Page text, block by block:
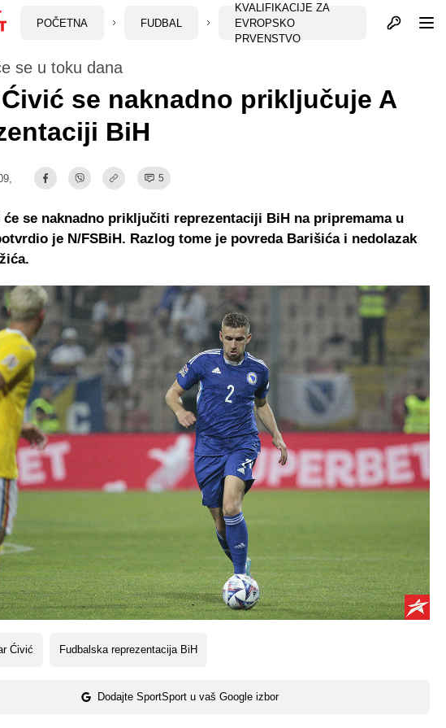
POČETNA FUDBAL
KVALIFIKACIJE ZA
EVROPSKO
PRVENSTVO
Otvori profil
se u toku dana
se naknadno priključuje A
BiH
5
Ćivić Fudbalska reprezentacija BiH
Dodajte SportSport u vaš Google izbor
će se naknadno priključiti reprezentaciji BiH na pripremama u
je N/FSBiH. Razlog tome je povreda Barišića i nedolazak